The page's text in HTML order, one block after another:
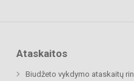
Ataskaitos
Biudžeto vykdymo ataskaitų